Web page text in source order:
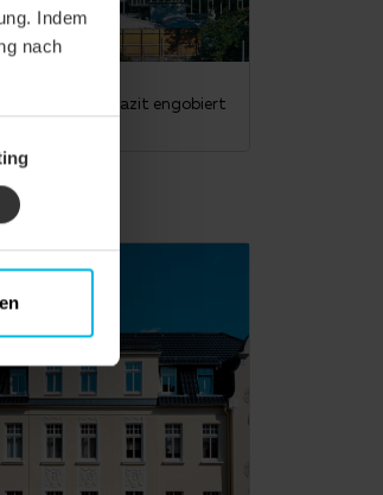
Indem
nach
OPTIMA anthrazit engobiert